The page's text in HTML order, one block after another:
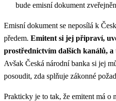
bude emisní dokument
Emisní dokument se neposílá k
předem. Emitent si jej připraví,
prostřednictvím dalších kanálů, a
Avšak Česká národní banka si jej
posoudit, zda splňuje zákonné
Prakticky je to tak, že emitent má o